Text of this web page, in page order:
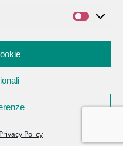
Privacy Policy